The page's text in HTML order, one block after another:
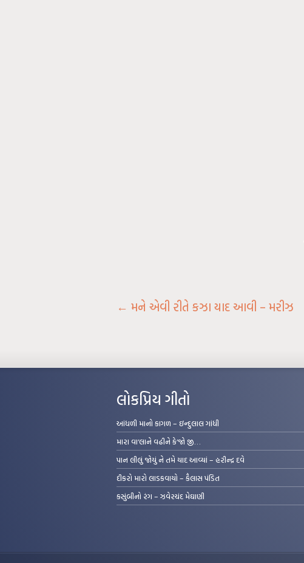
← મને એવી રીતે કઝા યાદ આવી – મરીઝ
લોકપ્રિય ગીતો
આંધળી માનો કાગળ – ઇન્દુલાલ ગાંધી
મારા વા’લાને વઢીને કે’જો જી…
પાન લીલું જોયું ને તમે યાદ આવ્યાં – હરીન્દ્ર દવે
દીકરો મારો લાડકવાયો – કૈલાસ પંડિત
કસુંબીનો રંગ – ઝવેરચંદ મેઘાણી